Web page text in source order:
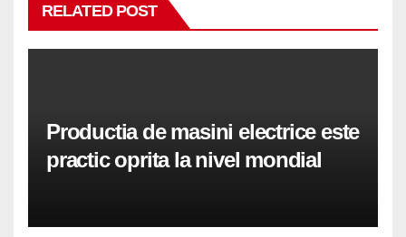
RELATED POST
Productia de masini electrice este
practic oprita la nivel mondial